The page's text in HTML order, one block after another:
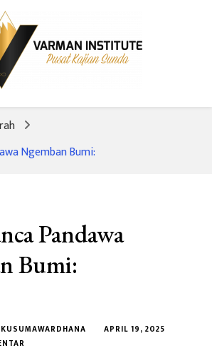
Institute
Ngemban Bumi:
Pandawa
Bumi:
APRIL 19, 2025